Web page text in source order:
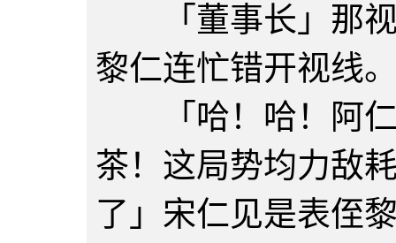
「董事长」那视
黎仁连忙错开视线
「哈！哈！阿仁
茶！这局势均力敌
了」宋仁见是表侄